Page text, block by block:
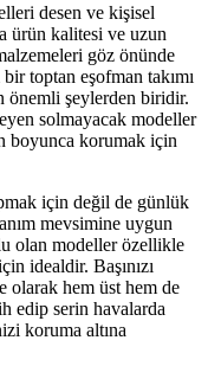
desen ve kişisel
ürün kalitesi ve uzun
göz önünde
toptan eşofman takımı
önemli şeylerden biridir.
solmayacak modeller
boyunca korumak için
için değil de günlük
mevsimine uygun
olan modeller özellikle
idealdir. Başınızı
olarak hem üst hem de
edip serin havalarda
koruma altına